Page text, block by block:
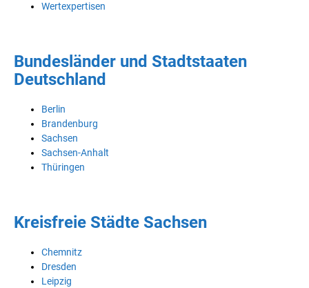
Wertexpertisen
Bundesländer und Stadtstaaten
Deutschland
Berlin
Brandenburg
Sachsen
Sachsen-Anhalt
Thüringen
Kreisfreie Städte Sachsen
Chemnitz
Dresden
Leipzig